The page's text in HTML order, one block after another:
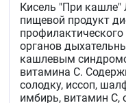
Кисель "При
пищевой продукт
органов
кашлевым
витамина С.
солодку, иссоп,
имбирь, витамин С,